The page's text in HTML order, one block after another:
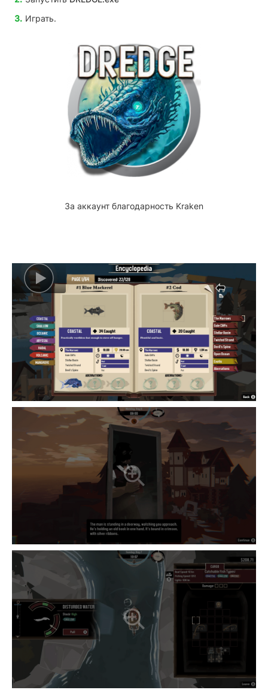
Играть.
За аккаунт благодарность Kraken